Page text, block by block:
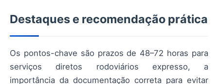
Destaques e recomendação prática
Os pontos-chave são prazos de 48–72 horas para
serviços diretos rodoviários expresso, a
importância da documentação correta para evitar